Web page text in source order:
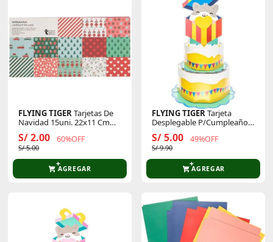
FLYING TIGERTarjetas De
Navidad 15uni. 22x11 Cm
1451023
S/ 2.00 60%OFF
S/ 5.00
AGREGAR
FLYING TIGERTarjeta
Desplegable P/Cumpleaños
3014244
S/ 5.00 49%OFF
S/ 9.90
AGREGAR